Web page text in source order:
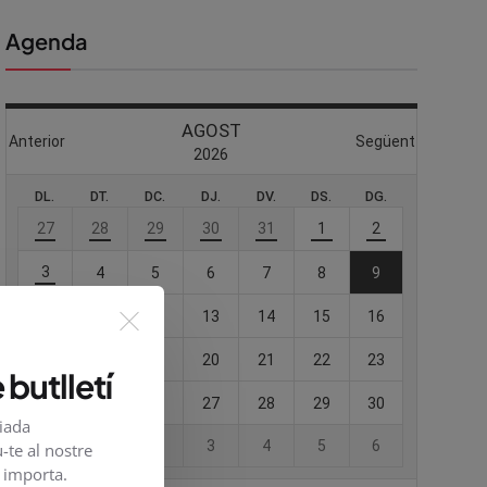
Agenda
butlletí
te al nostre